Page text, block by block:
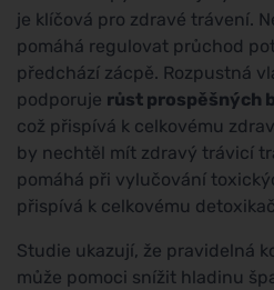
je klíčová pro zdravé trávení.
pomáhá regulovat průchod
předchází zácpě. Rozpustná
podporuje růst prospěšných
což přispívá k celkovému
by nechtěl mít zdravý trávicí
pomáhá při vylučování
přispívá k celkovému
Studie ukazují, že pravidelná
může pomoci snížit hladinu